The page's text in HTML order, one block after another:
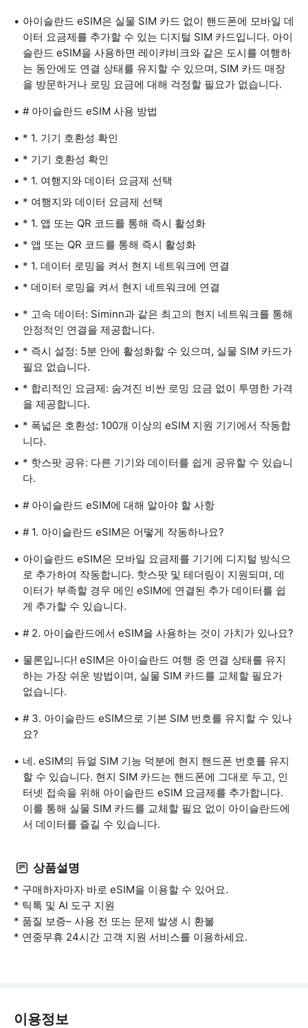
아이슬란드 eSIM은 실물 SIM 카드 없이 핸드폰에 모바일 데
이터 요금제를 추가할 수 있는 디지털 SIM 카드입니다. 아이
슬란드 eSIM을 사용하면 레이캬비크와 같은 도시를 여행하
는 동안에도 연결 상태를 유지할 수 있으며, SIM 카드 매장
을 방문하거나 로밍 요금에 대해 걱정할 필요가 없습니다.
# 아이슬란드 eSIM 사용 방법
* 1. 기기 호환성 확인
* 기기 호환성 확인
* 1. 여행지와 데이터 요금제 선택
* 여행지와 데이터 요금제 선택
* 1. 앱 또는 QR 코드를 통해 즉시 활성화
* 앱 또는 QR 코드를 통해 즉시 활성화
* 1. 데이터 로밍을 켜서 현지 네트워크에 연결
* 데이터 로밍을 켜서 현지 네트워크에 연결
* 고속 데이터: Siminn과 같은 최고의 현지 네트워크를 통해
안정적인 연결을 제공합니다.
* 즉시 설정: 5분 안에 활성화할 수 있으며, 실물 SIM 카드가
필요 없습니다.
* 합리적인 요금제: 숨겨진 비싼 로밍 요금 없이 투명한 가격
을 제공합니다.
* 폭넓은 호환성: 100개 이상의 eSIM 지원 기기에서 작동합
니다.
* 핫스팟 공유: 다른 기기와 데이터를 쉽게 공유할 수 있습니
다.
# 아이슬란드 eSIM에 대해 알아야 할 사항
# 1. 아이슬란드 eSIM은 어떻게 작동하나요?
아이슬란드 eSIM은 모바일 요금제를 기기에 디지털 방식으
로 추가하여 작동합니다. 핫스팟 및 테더링이 지원되며, 데
이터가 부족할 경우 메인 eSIM에 연결된 추가 데이터를 쉽
게 추가할 수 있습니다.
# 2. 아이슬란드에서 eSIM을 사용하는 것이 가치가 있나요?
물론입니다! eSIM은 아이슬란드 여행 중 연결 상태를 유지
하는 가장 쉬운 방법이며, 실물 SIM 카드를 교체할 필요가
없습니다.
# 3. 아이슬란드 eSIM으로 기본 SIM 번호를 유지할 수 있나
요?
네. eSIM의 듀얼 SIM 기능 덕분에 현지 핸드폰 번호를 유지
할 수 있습니다. 현지 SIM 카드는 핸드폰에 그대로 두고, 인
터넷 접속을 위해 아이슬란드 eSIM 요금제를 추가합니다.
이를 통해 실물 SIM 카드를 교체할 필요 없이 아이슬란드에
서 데이터를 즐길 수 있습니다.
상품설명
* 구매하자마자 바로 eSIM을 이용할 수 있어요.
* 틱톡 및 AI 도구 지원
* 품질 보증– 사용 전 또는 문제 발생 시 환불
* 연중무휴 24시간 고객 지원 서비스를 이용하세요.
이용정보